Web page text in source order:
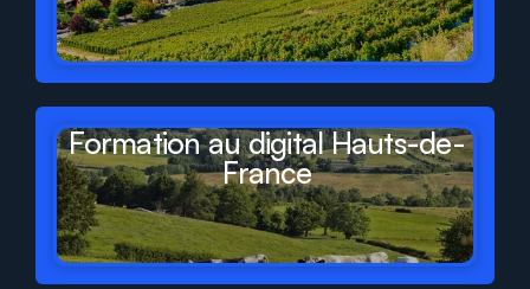
Formation au digital Hauts-de-
France